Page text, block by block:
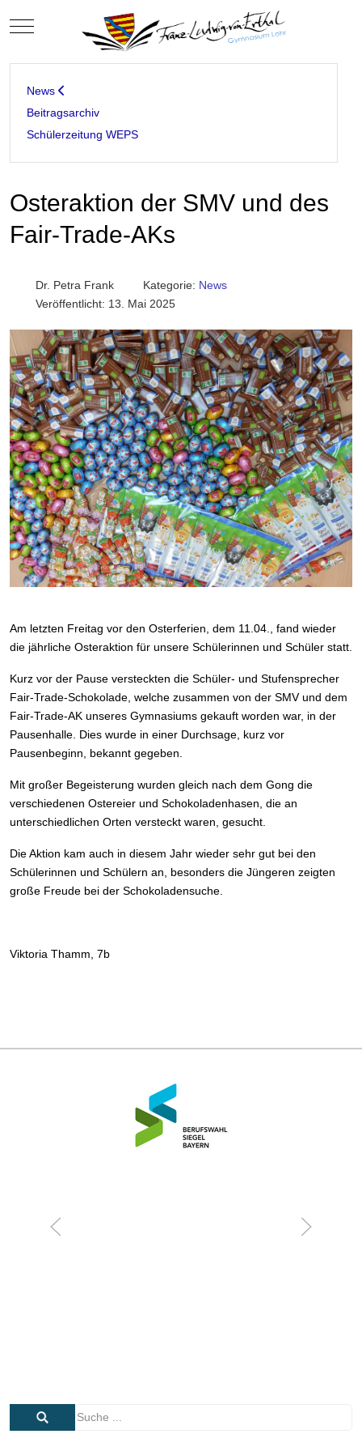
Mobile Menu Toggle
News
Beitragsarchiv
Schülerzeitung WEPS
Osteraktion der SMV und des
Fair-Trade-AKs
Dr. Petra Frank Kategorie: News
Veröffentlicht: 13. Mai 2025
Am letzten Freitag vor den Osterferien, dem 11.04., fand wieder
die jährliche Osteraktion für unsere Schülerinnen und Schüler statt.
Kurz vor der Pause versteckten die Schüler- und Stufensprecher
Fair-Trade-Schokolade, welche zusammen von der SMV und dem
Fair-Trade-AK unseres Gymnasiums gekauft worden war, in der
Pausenhalle. Dies wurde in einer Durchsage, kurz vor
Pausenbeginn, bekannt gegeben.
Mit großer Begeisterung wurden gleich nach dem Gong die
verschiedenen Ostereier und Schokoladenhasen, die an
unterschiedlichen Orten versteckt waren, gesucht.
Die Aktion kam auch in diesem Jahr wieder sehr gut bei den
Schülerinnen und Schülern an, besonders die Jüngeren zeigten
große Freude bei der Schokoladensuche.
Viktoria Thamm, 7b